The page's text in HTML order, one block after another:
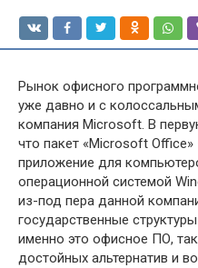
Рынок офисного
уже давно и с
компания Microsoft. В
что пакет «Microsoft
приложение для
операционной системой
из-под пера данной
государственные
именно это офисное ПО,
достойных альтернатив и